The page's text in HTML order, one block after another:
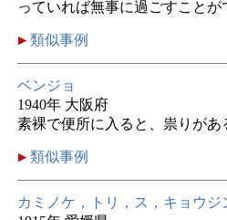
っていれば無事に過ごすことが
類似事例
ベンジョ
1940年 大阪府
素裸で便所に入ると、祟りがあ
類似事例
カミノケ，トリ，ス，キョウ